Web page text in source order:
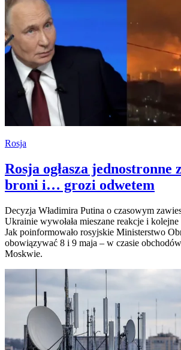
Rosja
Rosja ogłasza jednostronne
broni i… grozi odwetem
Decyzja Władimira Putina o czasowym
Ukrainie wywołała mieszane reakcje i
Jak poinformowało rosyjskie Ministerstwo
obowiązywać 8 i 9 maja – w czasie
Moskwie.